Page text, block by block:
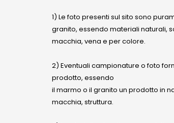
1) Le foto presenti sul sito sono
granito, essendo materiali naturali,
macchia, vena e per colore.
2) Eventuali campionature o foto
prodotto, essendo
il marmo o il granito un prodotto in
macchia, struttura.